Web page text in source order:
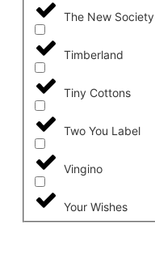
The New Society
Timberland
Tiny Cottons
Two You Label
Vingino
Your Wishes